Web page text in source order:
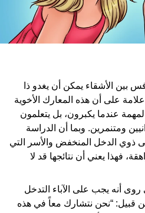
بين الأشقاء يمكن أن يغدو ذا
علامة على أن هذه المعارك الأخوية
عندما يكبرون، بل يتعلمون
ومتنمرين. وبما أن الدراسة
الدخل المنخفض والأسر التي
فهذا يعني أن نتائجها قد لا
روى أنه يجب على الآباء التدخل
من قبيل: “نحن نتشارك معاً في هذه